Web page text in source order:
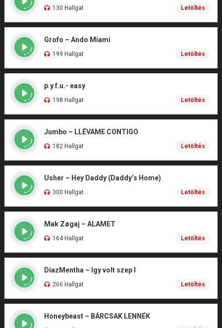
130 Hallgat Letöltés
Grofo – Ando Miami
199 Hallgat Letöltés
p.y.f.u.- easy
198 Hallgat Letöltés
Jumbo – LLÉVAME CONTIGO
182 Hallgat Letöltés
Usher – Hey Daddy (Daddy’s Home)
300 Hallgat Letöltés
Mak Zøgaj – ALAMET
164 Hallgat Letöltés
DiazMentha – Igy volt szep I
266 Hallgat Letöltés
Honeybeast – BÁRCSAK LENNÉK